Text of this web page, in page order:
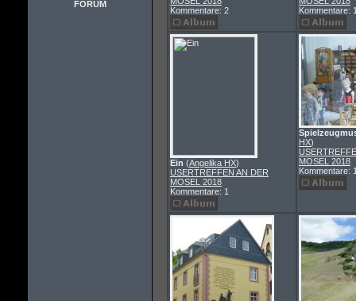
FORUM
Kommentare: 2
Kommentare:
Ein (Angelika HX)
USERTREFFEN AN DER
MOSEL 2018
Kommentare: 1
HX)
MOSEL 2018
Kommentare: